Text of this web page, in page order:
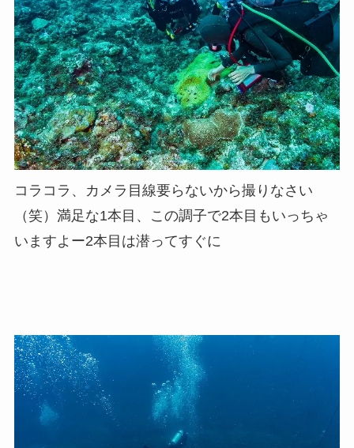
コラコラ、カメラ目線要らないから撮りなさい
（笑）満足な1本目、この調子で2本目もいっちゃ
いますよー2本目は潜ってすぐに